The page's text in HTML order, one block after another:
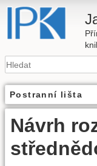
Postranní lišta
Návrh